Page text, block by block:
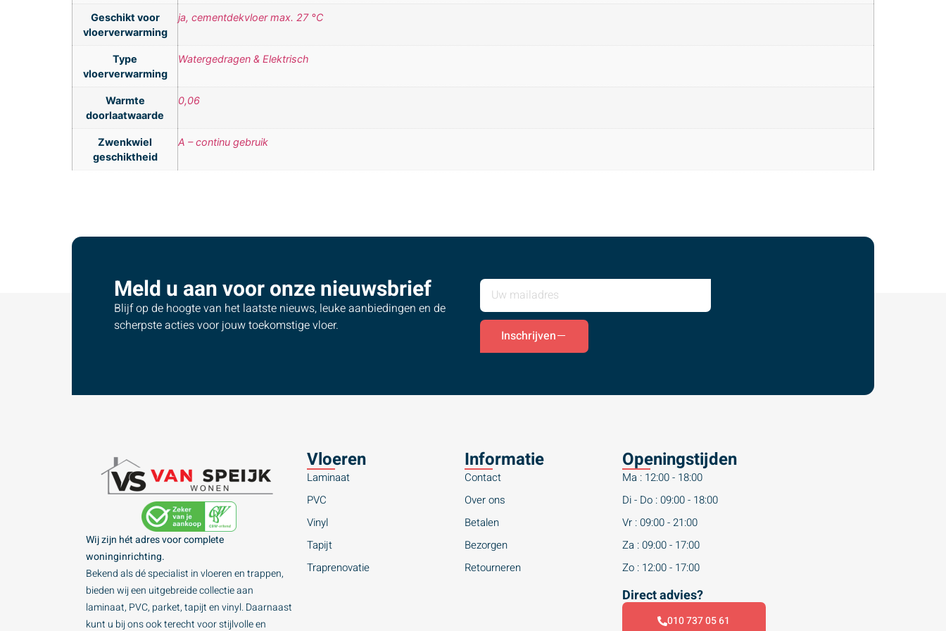
Geschikt voor
vloerverwarming
ja, cementdekvloer max. 27 °C
Type
vloerverwarming
Watergedragen & Elektrisch
Warmte
doorlaatwaarde
0,06
Zwenkwiel
geschiktheid
A – continu gebruik
Meld u aan voor onze nieuwsbrief
Blijf op de hoogte van het laatste nieuws, leuke aanbiedingen en de
scherpste acties voor jouw toekomstige vloer.
Inschrijven
Wij zijn hét adres voor complete
woninginrichting.
Bekend als dé specialist in vloeren en trappen,
bieden wij een uitgebreide collectie aan
laminaat, PVC, parket, tapijt en vinyl. Daarnaast
kunt u bij ons ook terecht voor stijlvolle en
Vloeren
Laminaat
PVC
Vinyl
Tapijt
Traprenovatie
Informatie
Contact
Over ons
Betalen
Bezorgen
Retourneren
Openingstijden
Ma : 12:00 - 18:00
Di - Do : 09:00 - 18:00
Vr : 09:00 - 21:00
Za : 09:00 - 17:00
Zo : 12:00 - 17:00
Direct advies?
010 737 05 61